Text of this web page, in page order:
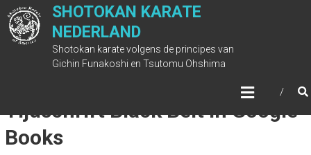
naar
de
SHOTOKAN KARATE
NEDERLAND
Shotokan karate volgens de principes van
Gichin Funakoshi en Tsutomu Ohshima
Tijdschrift Black Belt in Google
Books